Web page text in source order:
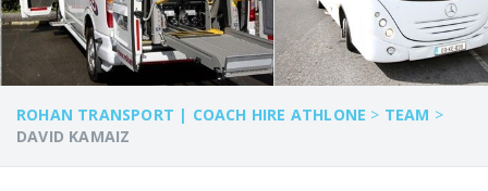
ROHAN TRANSPORT | COACH HIRE ATHLONE > TEAM >
DAVID KAMAIZ